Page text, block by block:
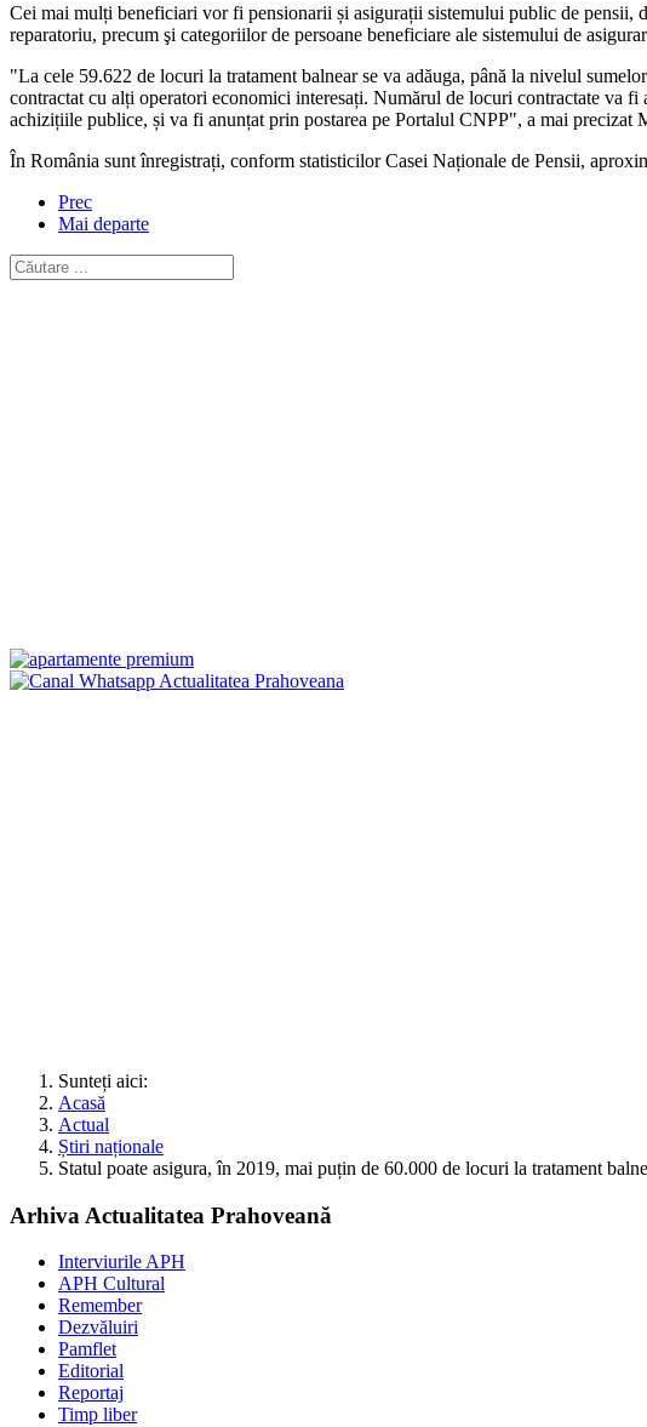
Cei mai mulți beneficiari vor fi pensionarii și asigurații sistemului public de
reparatoriu, precum şi categoriilor de persoane beneficiare ale sistemului de
"La cele 59.622 de locuri la tratament balnear se va adăuga, până la nivelul
contractat cu alți operatori economici interesați. Numărul de locuri contractate va
achizițiile publice, și va fi anunțat prin postarea pe Portalul CNPP", a mai precizat
În România sunt înregistrați, conform statisticilor Casei Naționale de Pensii,
Prec
Mai departe
Sunteți aici:
Acasă
Actual
Știri naționale
Statul poate asigura, în 2019, mai puțin de 60.000 de locuri la tratament
Arhiva Actualitatea Prahoveană
Interviurile APH
APH Cultural
Remember
Dezvăluiri
Pamflet
Editorial
Reportaj
Timp liber